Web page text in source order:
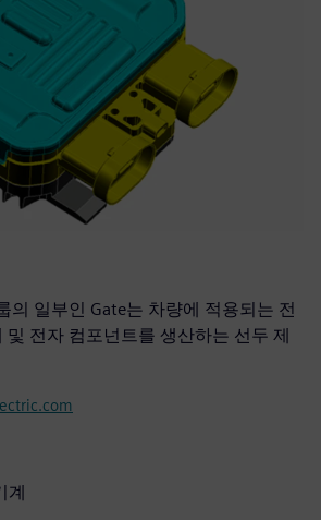
의 일부인 Gate는 차량에 적용되는 전
및 전자 컴포넌트를 생산하는 선두 제
계